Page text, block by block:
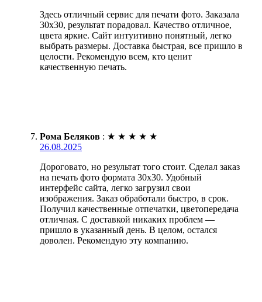
Здесь отличный сервис для печати фото. Заказала
30х30, результат порадовал. Качество отличное,
цвета яркие. Сайт интуитивно понятный, легко
выбрать размеры. Доставка быстрая, все пришло в
целости. Рекомендую всем, кто ценит
качественную печать.
Рома Беляков : ★ ★ ★ ★ ★
26.08.2025
Дороговато, но результат того стоит. Сделал заказ
на печать фото формата 30х30. Удобный
интерфейс сайта, легко загрузил свои
изображения. Заказ обработали быстро, в срок.
Получил качественные отпечатки, цветопередача
отличная. С доставкой никаких проблем —
пришло в указанный день. В целом, остался
доволен. Рекомендую эту компанию.